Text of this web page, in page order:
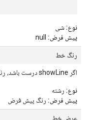
نوع: شی
پیش فرض:
رنگ خط
اگر showLine درست باشد، رنگ خط را مشخص می کند. به عنوان مثال: '#800000'.
نوع: رشته
پیش فرض: رنگ پیش فرض
عرض خط